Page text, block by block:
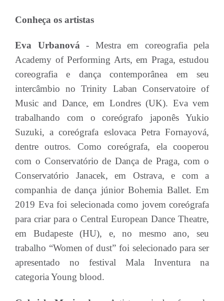
Conheça os artistas
Eva Urbanová - Mestra em coreografia pela
Academy of Performing Arts, em Praga, estudou
coreografia e dança contemporânea em seu
intercâmbio no Trinity Laban Conservatoire of
Music and Dance, em Londres (UK). Eva vem
trabalhando com o coreógrafo japonês Yukio
Suzuki, a coreógrafa eslovaca Petra Fornayová,
dentre outros. Como coreógrafa, ela cooperou
com o Conservatório de Dança de Praga, com o
Conservatório Janacek, em Ostrava, e com a
companhia de dança júnior Bohemia Ballet. Em
2019 Eva foi selecionada como jovem coreógrafa
para criar para o Central European Dance Theatre,
em Budapeste (HU), e, no mesmo ano, seu
trabalho “Women of dust” foi selecionado para ser
apresentado no festival Mala Inventura na
categoria Young blood.